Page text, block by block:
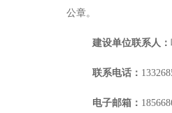
公章。
建设单位联系人：
联系电话：
电子邮箱：